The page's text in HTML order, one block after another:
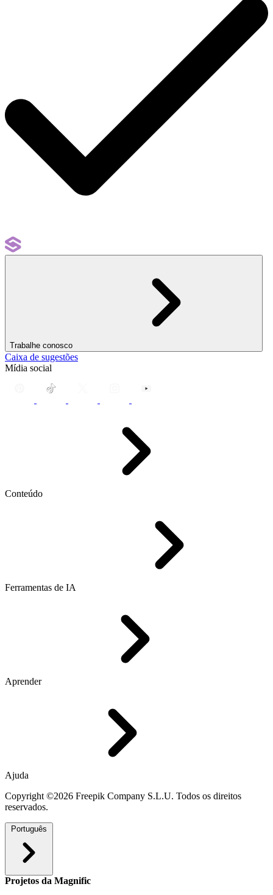
Trabalhe conosco
Caixa de sugestões
Mídia social
Conteúdo
Ferramentas de IA
Aprender
Ajuda
Copyright ©2026 Freepik Company S.L.U. Todos os direitos
reservados.
Português
Projetos da Magnific